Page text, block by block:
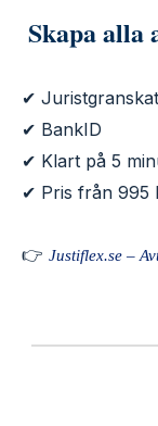
Skapa
✔ Juristgranskat
✔ BankID
✔ Klart på 5
✔ Pris från 995
👉 Justiflex.se –